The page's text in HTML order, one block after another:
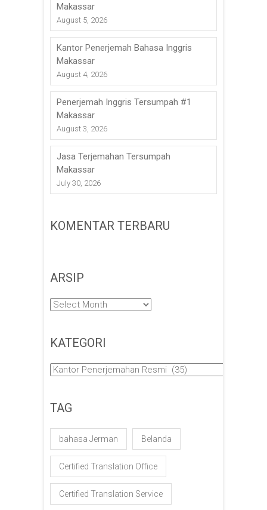
Makassar
August 5, 2026
Kantor Penerjemah Bahasa Inggris
Makassar
August 4, 2026
Penerjemah Inggris Tersumpah #1
Makassar
August 3, 2026
Jasa Terjemahan Tersumpah
Makassar
July 30, 2026
KOMENTAR TERBARU
ARSIP
Arsip
KATEGORI
Kategori
TAG
bahasa Jerman Belanda
Certified Translation Office
Certified Translation Service